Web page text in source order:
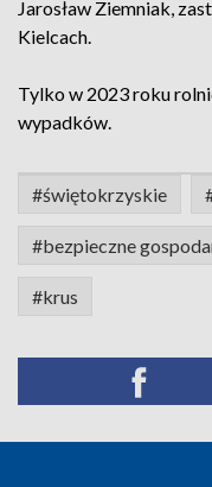
Jarosław Ziemniak,
Kielcach.
Tylko w 2023 roku
wypadków.
#świętokrzyskie
#bezpieczne
#krus